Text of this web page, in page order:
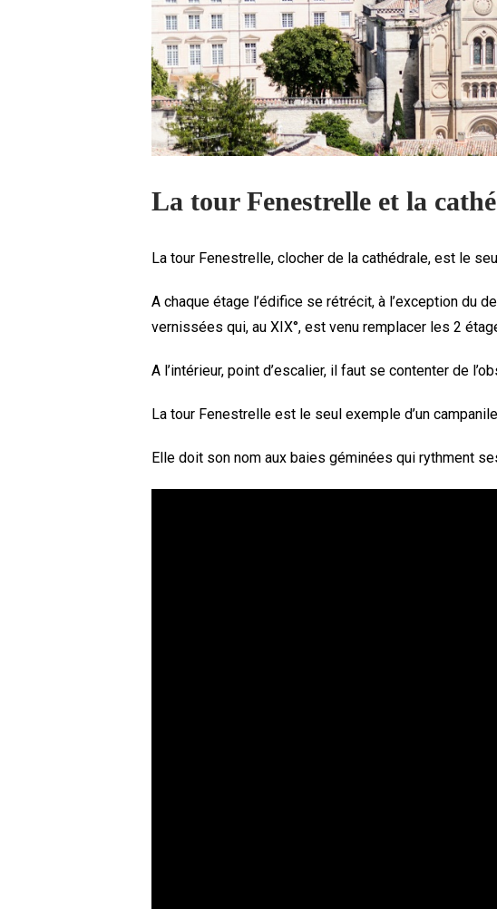
La tour Fenestrelle et la
La tour Fenestrelle, clocher de la cathédrale, est le
A chaque étage l’édifice se rétrécit, à l’exception du
vernissées qui, au XIX°, est venu remplacer les 2
A l’intérieur, point d’escalier, il faut se contenter de
La tour Fenestrelle est le seul exemple d’un
Elle doit son nom aux baies géminées qui rythment